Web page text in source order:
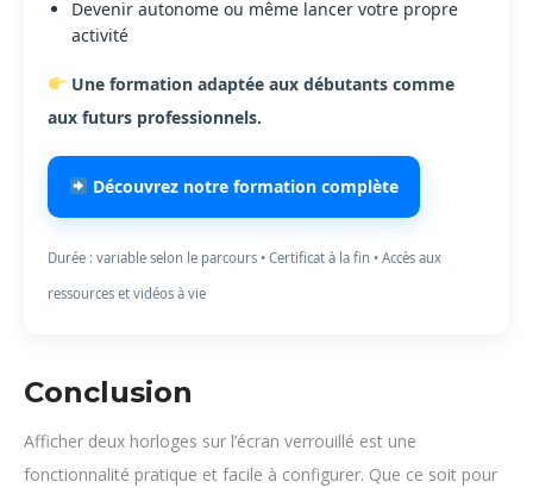
Devenir autonome ou même lancer votre propre
activité
Une formation adaptée aux débutants comme
aux futurs professionnels.
Découvrez notre formation complète
Durée : variable selon le parcours • Certificat à la fin • Accès aux
ressources et vidéos à vie
Conclusion
Afficher deux horloges sur l’écran verrouillé est une
fonctionnalité pratique et facile à configurer. Que ce soit pour